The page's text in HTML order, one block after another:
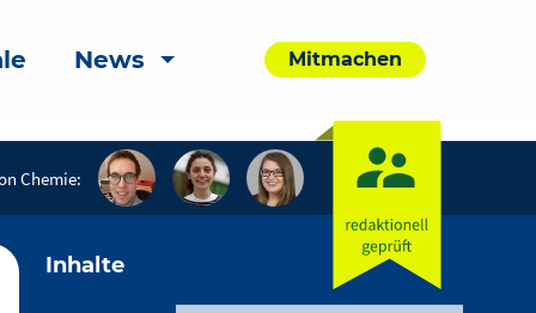
News Mitmachen
Chemie:
Inhalte